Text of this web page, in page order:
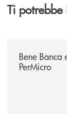
Ti potrebbe
Bene
PerMicro